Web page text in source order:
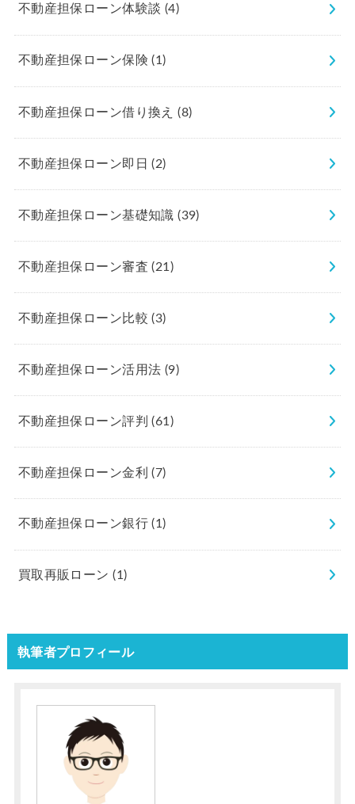
不動産担保ローン体験談 (4)
不動産担保ローン保険(1)
不動産担保ローン借り換え(8)
不動産担保ローン即日(2)
不動産担保ローン基礎知識(39)
不動産担保ローン審査(21)
不動産担保ローン比較(3)
不動産担保ローン活用法 (9)
不動産担保ローン評判(61)
不動産担保ローン金利(7)
不動産担保ローン銀行(1)
買取再販ローン(1)
執筆者プロフィール